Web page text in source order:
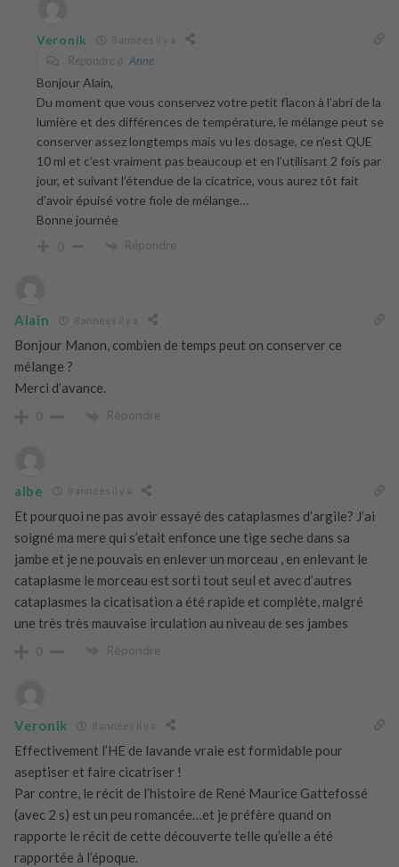
Veronik 8 années il y a
Répondre à Anne
Bonjour Alain,
Du moment que vous conservez votre petit flacon à l’abri de la
lumière et des différences de température, le mélange peut se
conserver assez longtemps mais vu les dosage, ce n’est QUE
10 ml et c’est vraiment pas beaucoup et en l’utilisant 2 fois par
jour, et suivant l’étendue de la cicatrice, vous aurez tôt fait
d’avoir épuisé votre fiole de mélange…
Bonne journée
0 Répondre
Alain 8 années il y a
Bonjour Manon, combien de temps peut on conserver ce
mélange ?
Merci d’avance.
0 Répondre
albe 8 années il y a
Et pourquoi ne pas avoir essayé des cataplasmes d’argile? J’ai
soigné ma mere qui s’etait enfonce une tige seche dans sa
jambe et je ne pouvais en enlever un morceau , en enlevant le
cataplasme le morceau est sorti tout seul et avec d’autres
cataplasmes la cicatisation a été rapide et complète, malgré
une très très mauvaise irculation au niveau de ses jambes
0 Répondre
Veronik 8 années il y a
Effectivement l’HE de lavande vraie est formidable pour
aseptiser et faire cicatriser !
Par contre, le récit de l’histoire de René Maurice Gattefossé
(avec 2 s) est un peu romancée…et je préfère quand on
rapporte le récit de cette découverte telle qu’elle a été
rapportée à l’époque.